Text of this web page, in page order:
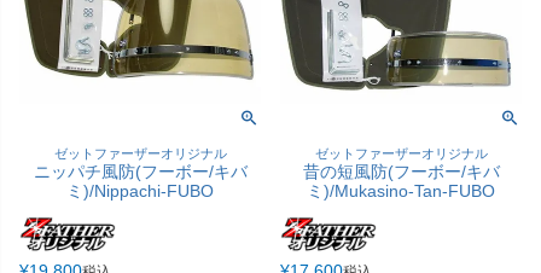
ゼットファーザーオリジナル
ニッパチ風防(フーボー/キバ
ミ)/Nippachi-FUBO
ゼットファーザーオリジナル
昔の短風防(フーボー/キバ
ミ)/Mukasino-Tan-FUBO